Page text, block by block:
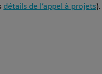
détails de l’appel à projets).